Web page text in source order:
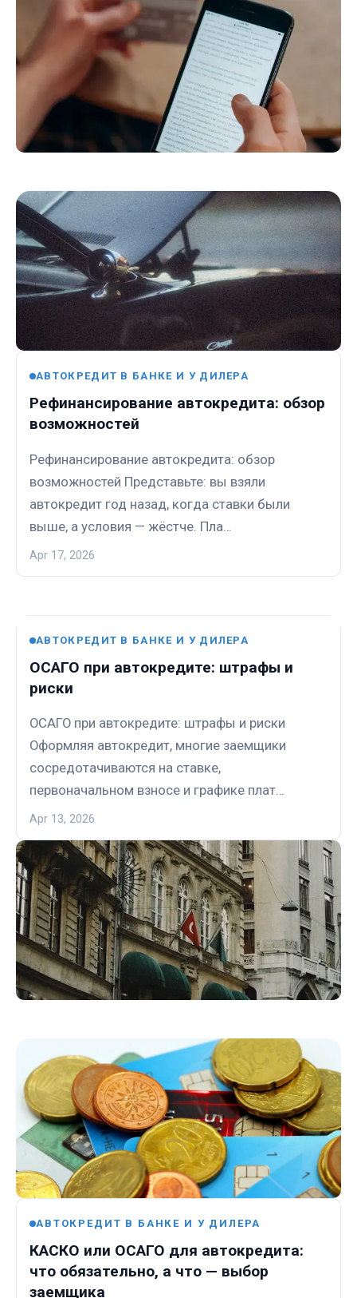
АВТОКРЕДИТ В БАНКЕ И У ДИЛЕРА
Рефинансирование автокредита: обзор
возможностей
Рефинансирование автокредита: обзор
возможностей Представьте: вы взяли
автокредит год назад, когда ставки были
выше, а условия — жёстче. Пла…
Apr 17, 2026
АВТОКРЕДИТ В БАНКЕ И У ДИЛЕРА
ОСАГО при автокредите: штрафы и
риски
ОСАГО при автокредите: штрафы и риски
Оформляя автокредит, многие заемщики
сосредотачиваются на ставке,
первоначальном взносе и графике плат…
Apr 13, 2026
АВТОКРЕДИТ В БАНКЕ И У ДИЛЕРА
КАСКО или ОСАГО для автокредита:
что обязательно, а что — выбор
заемщика